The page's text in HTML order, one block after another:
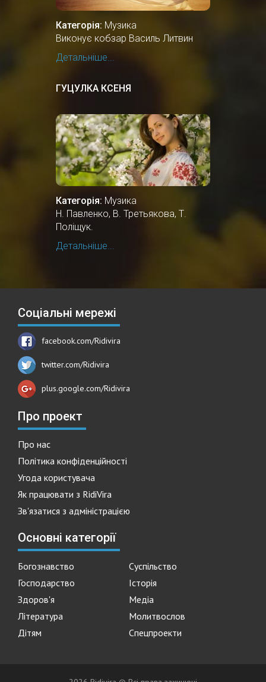
Категорія: Музика
Виконує кобзар Василь Литвин
Детальніше...
ГУЦУЛКА КСЕНЯ
Категорія: Музика
Н. Павленко, В. Третьякова, Т.
Поліщук.
Детальніше...
Соціальні мережі
facebook.com/Ridivira
twitter.com/Ridivira
plus.google.com/Ridivira
Про проект
Про нас
Політика конфіденційності
Угода користувача
Як працювати з RidiVira
Зв'язатися з адміністрацією
Основні категорії
Богознавство
Суспільство
Господарство
Історія
Здоров'я
Медіа
Література
Молитвослов
Дітям
Спецпроекти